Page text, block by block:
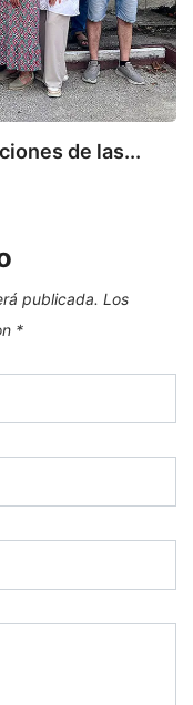
de las...
publicada. Los
*